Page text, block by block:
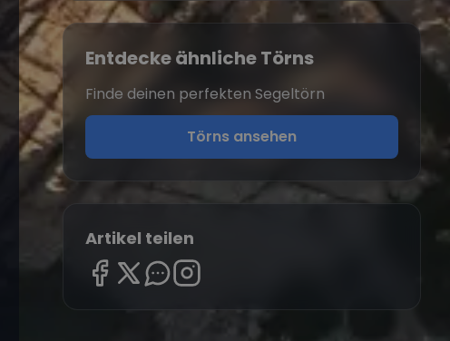
Entdecke ähnliche Törns
Finde deinen perfekten Segeltörn
Törns ansehen
Artikel teilen